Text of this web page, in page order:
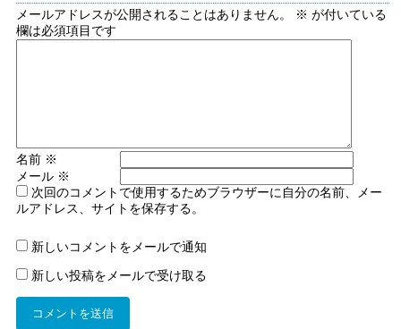
メールアドレスが公開されることはありません。 ※ が付いている
欄は必須項目です
名前 ※
メール ※
次回のコメントで使用するためブラウザーに自分の名前、メー
ルアドレス、サイトを保存する。
新しいコメントをメールで通知
新しい投稿をメールで受け取る